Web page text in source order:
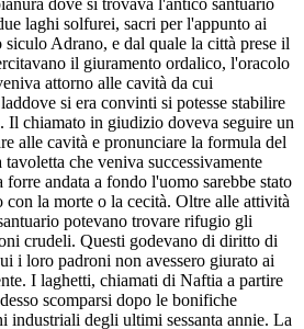
dove si trovava l'antico santuario
laghi solfurei, sacri per l'appunto ai
Adrano, e dal quale la città prese il
il giuramento ordalico, l'oracolo
attorno alle cavità da cui
si era convinti si potesse stabilire
Il chiamato in giudizio doveva seguire un
alle cavità e pronunciare la formula del
che veniva successivamente
forre andata a fondo l'uomo sarebbe stato
la morte o la cecità. Oltre alle attività
potevano trovare rifugio gli
crudeli. Questi godevano di diritto di
i loro padroni non avessero giurato ai
I laghetti, chiamati di Naftia a partire
scomparsi dopo le bonifiche
industriali degli ultimi sessanta annie. La